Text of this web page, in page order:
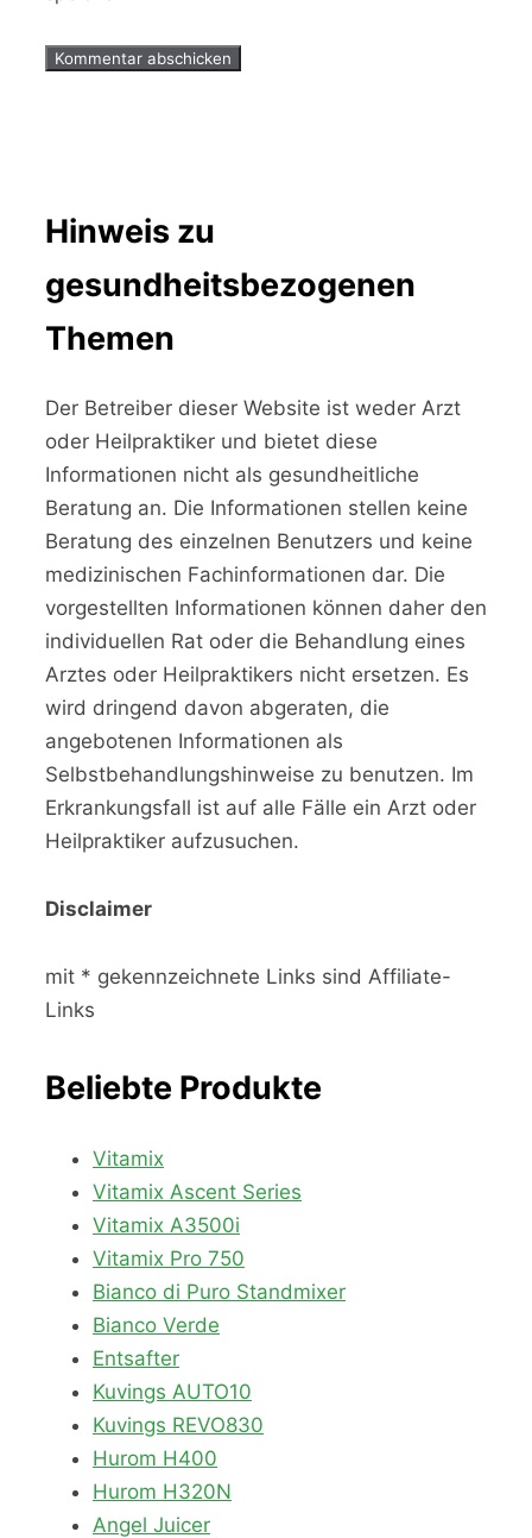
Hinweis zu
gesundheitsbezogenen
Themen
Der Betreiber dieser Website ist weder Arzt
oder Heilpraktiker und bietet diese
Informationen nicht als gesundheitliche
Beratung an. Die Informationen stellen keine
Beratung des einzelnen Benutzers und keine
medizinischen Fachinformationen dar. Die
vorgestellten Informationen können daher den
individuellen Rat oder die Behandlung eines
Arztes oder Heilpraktikers nicht ersetzen. Es
wird dringend davon abgeraten, die
angebotenen Informationen als
Selbstbehandlungshinweise zu benutzen. Im
Erkrankungsfall ist auf alle Fälle ein Arzt oder
Heilpraktiker aufzusuchen.
Disclaimer
mit * gekennzeichnete Links sind Affiliate-
Links
Beliebte Produkte
Vitamix
Vitamix Ascent Series
Vitamix A3500i
Vitamix Pro 750
Bianco di Puro Standmixer
Bianco Verde
Entsafter
Kuvings AUTO10
Kuvings REVO830
Hurom H400
Hurom H320N
Angel Juicer